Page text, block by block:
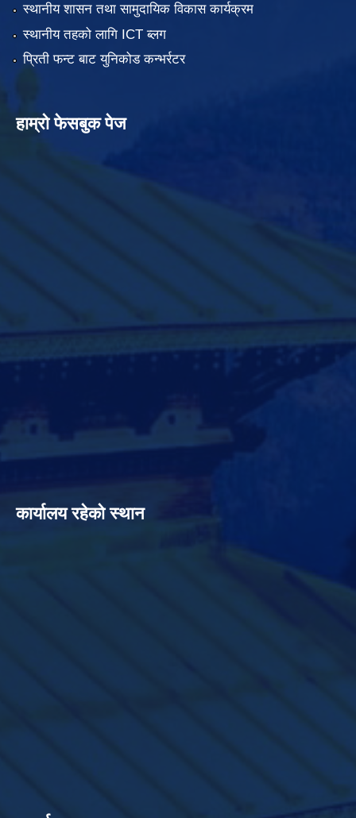
स्थानीय शासन तथा सामुदायिक विकास कार्यक्रम
स्थानीय तहको लागि ICT ब्लग
प्रिती फन्ट बाट युनिकोड कन्भर्रटर
हाम्रो फेसबुक पेज
कार्यालय रहेको स्थान